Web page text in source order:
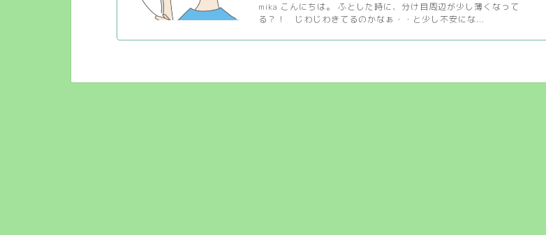
mika こんにちは。 ふとした時に、分け目周辺が少し薄くなって
る？！ じわじわきてるのかなぁ・・と少し不安にな...